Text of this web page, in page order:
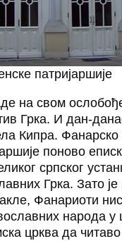
патријаршије
на свом
Грка. И дан-
Кипра.
поново
српског
Грка. Зато
Фанариоти
народа у
црква да